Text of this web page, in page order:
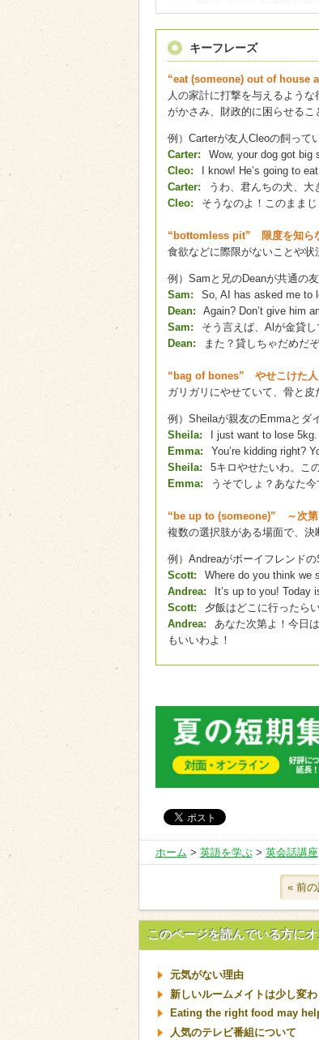
キーフレーズ
“eat (someone) out of house
人の家計に打撃を与えるよう
がかさみ、財政的に困らせるこ
例）Carterが友人Cleoの飼って
Carter:
Wow, your dog got big
Cleo:
I know! He’s going to
Carter:
うわ、君んちの犬、大
Cleo:
そうなのよ！このまま
“bottomless pit” 限度を知ら
食欲などに際限がないことや状
例）Samと兄のDeanが共通の
Sam:
So, AI has asked me to
Dean:
Again? Don’t give him
Sam:
そう言えば、Alが金貸し
Dean:
また？貸しちゃだめだ
“bag of bones” やせこけた人
ガリガリにやせていて、骨と皮
例）Sheilaが親友のEmmaとダ
Sheila:
I just want to lose
Emma:
You’re kidding right?
Sheila:
5キロやせたいわ。こ
Emma:
うそでしょ？あなた
“be up to (someone)” ～次第
複数の選択肢がある場面で、決
例）Andreaがボーイフレンドの
Scott:
Where do you think we
Andrea:
It’s up to you! Today
Scott:
夕飯はどこに行ったら
Andrea:
あなた次第よ！今日
もいいわよ！
ホーム > 英語を学ぶ> 英会話講座
« 前
このページを読んでいる方に
元気がない理由
新しいルームメイトは少し変
Eating the right food may
人気のテレビ番組について